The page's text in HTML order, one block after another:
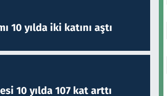
10 yılda iki katını aştı
10 yılda 107 kat arttı